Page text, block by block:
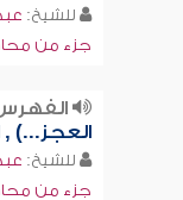
للشيخ:
جزء من
العجز...)
للشيخ:
جزء من